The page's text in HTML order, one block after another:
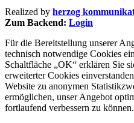
Realized by herzog
Zum Backend: Login
Für die Bereitstellung unserer
technisch notwendige Cookies
Schaltfläche „OK“ erklären Sie
erweiterter Cookies
Website zu anonymen
ermöglichen, unser Angebot
fortlaufend verbessern zu können.